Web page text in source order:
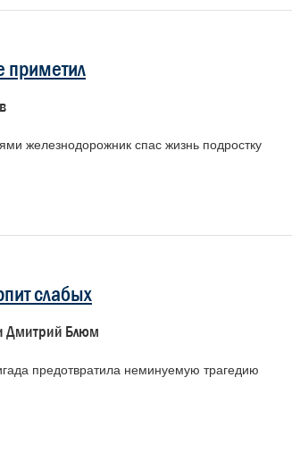
приметил
железнодорожник спас жизнь подростку
слабых
Дмитрий Блюм
предотвратила неминуемую трагедию